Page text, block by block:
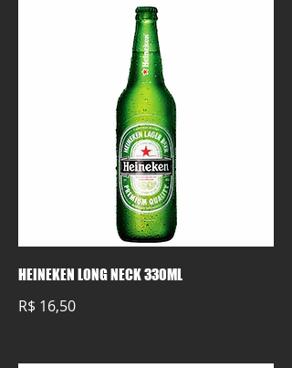
HEINEKEN LONG NECK 330ML
R$ 16,50